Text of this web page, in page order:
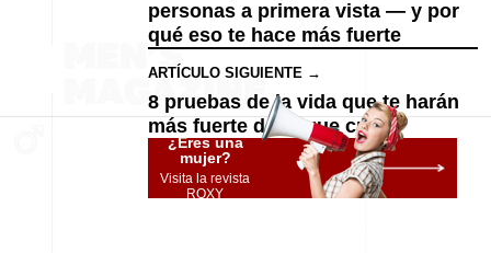
personas a primera vista — y por
qué eso te hace más fuerte
ARTÍCULO SIGUIENTE →
8 pruebas de la vida que te harán
más fuerte de lo que crees
¿Eres una
mujer?
Visita la revista
ROXY